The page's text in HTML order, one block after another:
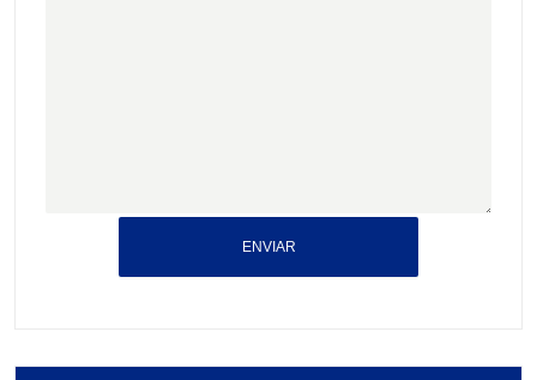
ENVIAR